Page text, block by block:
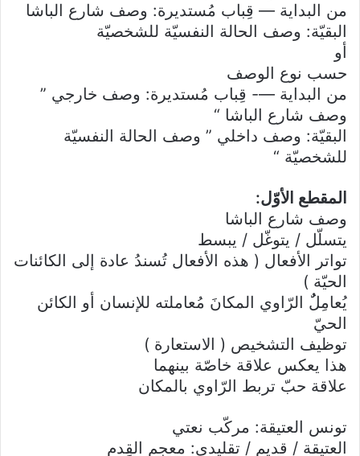
من البداية — قِباب مُستديرة: وصف شارع الباشا
البقيّة: وصف الحالة النفسيّة للشخصيّة
أو
حسب نوع الوصف
من البداية —- قِباب مُستديرة: وصف خارجي ”
وصف شارع الباشا “
البقيّة: وصف داخلي ” وصف الحالة النفسيّة
للشخصيّة “
المقطع الأوّل:
وصف شارع الباشا
يتسلّل / يتوغّل / يبسط
تواتر الأفعال ( هذه الأفعال تُسندُ عادة إلى الكائنات
الحيّة )
يُعامِلٌُ الرّاوي المكانَ مُعاملته للإنسان أو الكائن
الحيّ
توظيف التشخيص ( الاستعارة )
هذا يعكس علاقة خاصّة بينهما
علاقة حبّ تربط الرّاوي بالمكان
تونس العتيقة: مركّب نعتي
العتيقة / قديم / تقليدي: معجم القِدم